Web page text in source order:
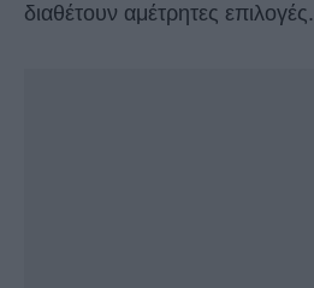
διαθέτουν αμέτρητες επιλογές.